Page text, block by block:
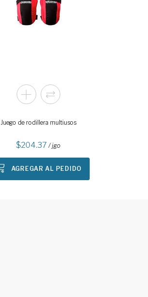
Juego de rodillera multiusos
204.37 / jgo
AGREGAR AL PEDIDO